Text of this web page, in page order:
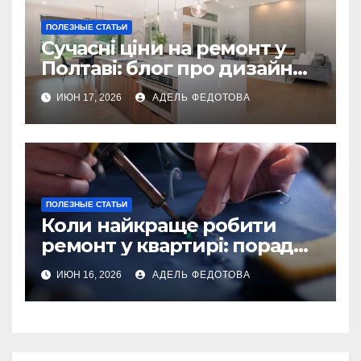
ПОЛЕЗНЫЕ СТАТЬИ
Сучасні ціни на ремонт у
Полтаві: блог про дизайн
інтер\’єру
ИЮН 17, 2026 АДЕЛЬ ФЕДОТОВА
ПОЛЕЗНЫЕ СТАТЬИ
Коли найкраще робити
ремонт у квартирі: поради
та особливості 2026
ИЮН 16, 2026 АДЕЛЬ ФЕДОТОВА